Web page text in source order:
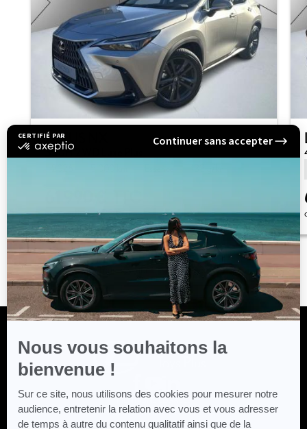
CERTIFIÉ PAR
certifié
Axeptio
Continuer sans accepter
Nous vous souhaitons la
bienvenue !
Sur ce site, nous utilisons des cookies pour mesurer notre
audience, entretenir la relation avec vous et vous adresser
de temps à autre du contenu qualitatif ainsi que de la
LEXUS NX
350H 2WD Luxe Plus
ou à partir de623 €/mois
Tous nos modèles d'occasion
MENTIONS LÉGALES
DONNÉES PERSONNELLES
PLAN DU SITE